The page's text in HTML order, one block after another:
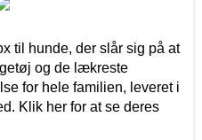
til hunde, der slår sig på at
og de lækreste
for hele familien, leveret i
Klik her for at se deres